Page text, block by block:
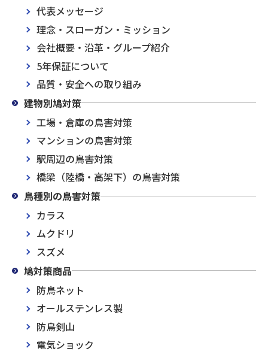
代表メッセージ
理念・スローガン・ミッション
会社概要・沿革・グループ紹介
5年保証について
品質・安全への取り組み
建物別鳩対策
工場・倉庫の鳥害対策
マンションの鳥害対策
駅周辺の鳥害対策
橋梁（陸橋・高架下）の鳥害対策
鳥種別の鳥害対策
カラス
ムクドリ
スズメ
鳩対策商品
防鳥ネット
オールステンレス製
防鳥剣山
電気ショック